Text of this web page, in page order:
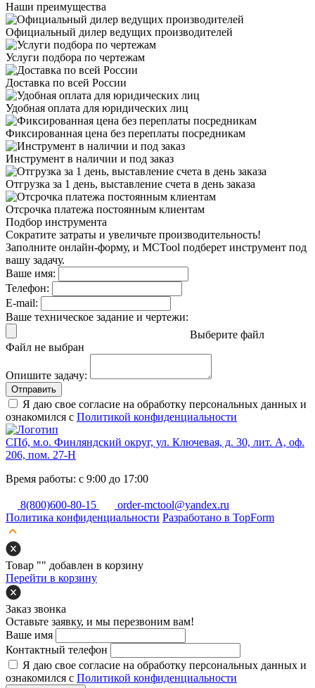
Наши преимущества
Официальный дилер ведущих производителей
Услуги подбора по чертежам
Доставка по всей России
Удобная оплата для юридических лиц
Фиксированная цена без переплаты посредникам
Инструмент в наличии и под заказ
Отгрузка за 1 день, выставление счета в день заказа
Отсрочка платежа постоянным клиентам
Подбор инструмента
Сократите затраты и увеличьте производительность!
Заполните онлайн-форму, и MCTool подберет инструмент под
вашу задачу.
Ваше имя:
Телефон:
E-mail:
Ваше техническое задание и чертежи:
Выберите файл
Файл не выбран
Опишите задачу:
Отправить
Я даю свое согласие на обработку персональных данных и
ознакомился с Политикой конфиденциальности
СПб, м.о. Финляндский округ, ул. Ключевая, д. 30, лит. А, оф.
206, пом. 27-Н
Время работы: с 9:00 до 17:00
8(800)600-80-15
order-mctool@yandex.ru
Политика конфиденциальности Разработано в TopForm
Товар "" добавлен в корзину
Перейти в корзину
Заказ звонка
Оставьте заявку, и мы перезвоним вам!
Ваше имя
Контактный телефон
Я даю свое согласие на обработку персональных данных и
ознакомился с Политикой конфиденциальности